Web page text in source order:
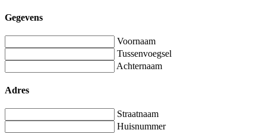
Gegevens
Voornaam
Tussenvoegsel
Achternaam
Adres
Straatnaam
Huisnummer